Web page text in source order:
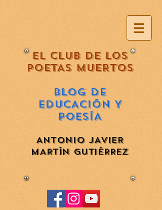
EL CLUB DE LOS
POETAS MUERTOS
BLOG DE
EDUCACIÓN Y
POESÍA
ANTONIO JAVIER
MARTÍN GUTIÉRREZ